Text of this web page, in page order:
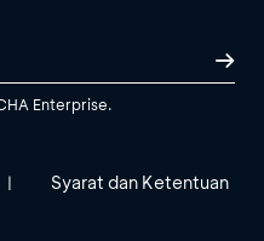
Enterprise.
| Syarat dan Ketentuan